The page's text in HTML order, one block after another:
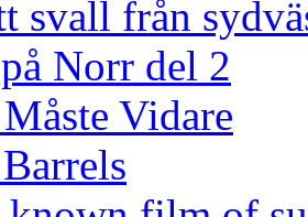
svall från
Norr del 2
Vidare